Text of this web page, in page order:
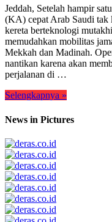
Jeddah, Setelah hampir
(KA) cepat Arab Saudi tak
kereta berteknologi
memudahkan mobilitas
Mekkah dan Madinah.
nantikan karena akan
perjalanan di …
Selengkapnya »
News in Pictures